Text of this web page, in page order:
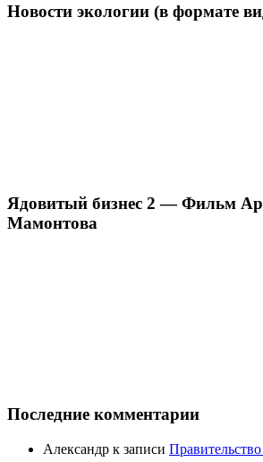
Новости экологии (в формате
Ядовитый бизнес 2 — Фильм
Мамонтова
Последние комментарии
Александр к записи